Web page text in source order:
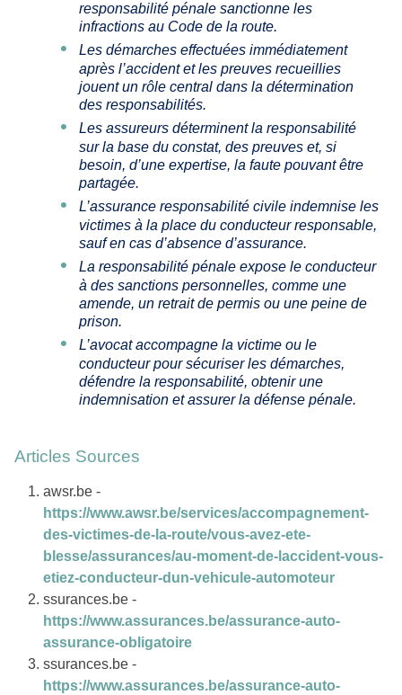
responsabilité pénale sanctionne les
infractions au Code de la route.
Les démarches effectuées immédiatement
après l’accident et les preuves recueillies
jouent un rôle central dans la détermination
des responsabilités.
Les assureurs déterminent la responsabilité
sur la base du constat, des preuves et, si
besoin, d’une expertise, la faute pouvant être
partagée.
L’assurance responsabilité civile indemnise les
victimes à la place du conducteur responsable,
sauf en cas d’absence d’assurance.
La responsabilité pénale expose le conducteur
à des sanctions personnelles, comme une
amende, un retrait de permis ou une peine de
prison.
L’avocat accompagne la victime ou le
conducteur pour sécuriser les démarches,
défendre la responsabilité, obtenir une
indemnisation et assurer la défense pénale.
Articles Sources
awsr.be -
https://www.awsr.be/services/accompagnement-
des-victimes-de-la-route/vous-avez-ete-
blesse/assurances/au-moment-de-laccident-vous-
etiez-conducteur-dun-vehicule-automoteur
ssurances.be -
https://www.assurances.be/assurance-auto-
assurance-obligatoire
ssurances.be -
https://www.assurances.be/assurance-auto-